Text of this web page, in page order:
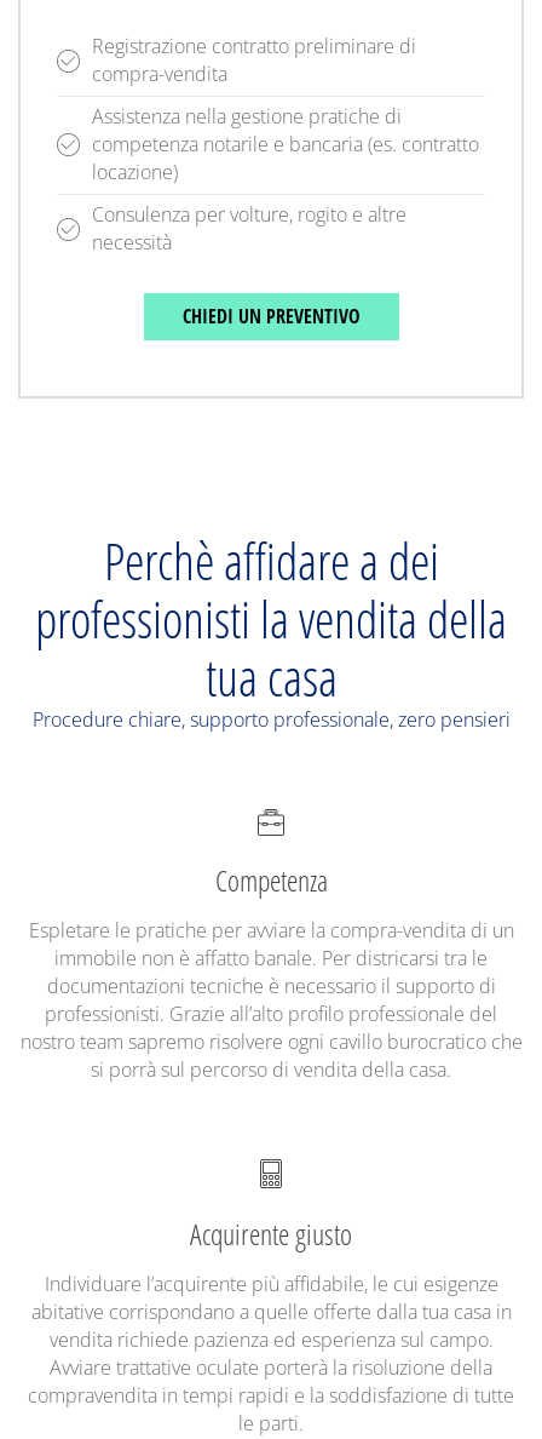
Registrazione contratto preliminare di
compra-vendita
Assistenza nella gestione pratiche di
competenza notarile e bancaria (es. contratto
locazione)
Consulenza per volture, rogito e altre
necessità
CHIEDI UN PREVENTIVO
Perchè affidare a dei
professionisti la vendita della
tua casa
Procedure chiare, supporto professionale, zero pensieri
Competenza
Espletare le pratiche per avviare la compra-vendita di un
immobile non è affatto banale. Per districarsi tra le
documentazioni tecniche è necessario il supporto di
professionisti. Grazie all’alto profilo professionale del
nostro team sapremo risolvere ogni cavillo burocratico che
si porrà sul percorso di vendita della casa.
Acquirente giusto
Individuare l’acquirente più affidabile, le cui esigenze
abitative corrispondano a quelle offerte dalla tua casa in
vendita richiede pazienza ed esperienza sul campo.
Avviare trattative oculate porterà la risoluzione della
compravendita in tempi rapidi e la soddisfazione di tutte
le parti.